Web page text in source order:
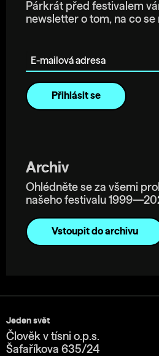
Párkrát před festivalem
newsletter o tom, na co se
Archiv
Ohlédněte se za všemi
našeho festivalu
Vstoupit do archivu
Jeden svět
Člověk v tísni o.p.s.
Šafaříkova 635/24